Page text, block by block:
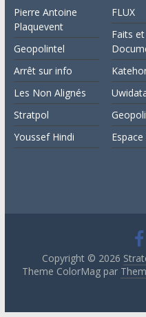
Pierre Antoine
Plaquevent
Geopolintel
Arrêt sur info
Les Non Alignés
Stratpol
Youssef Hindi
FLUX
Faits et
Copyright © 2026
Theme ColorMag par